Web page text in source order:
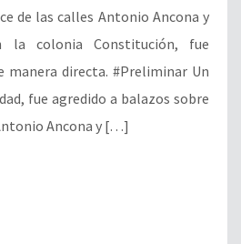
de las calles Antonio Ancona y
la colonia Constitución, fue
manera directa. #Preliminar Un
fue agredido a balazos sobre
Ancona y […]